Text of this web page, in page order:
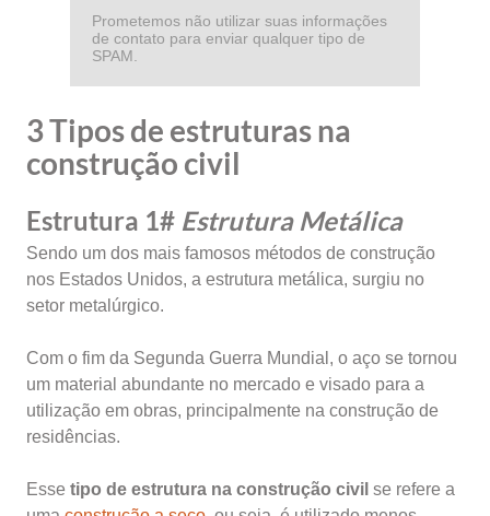
Prometemos não utilizar suas informações
de contato para enviar qualquer tipo de
SPAM.
3 Tipos de estruturas na
construção civil
Estrutura 1# Estrutura Metálica
Sendo um dos mais famosos métodos de construção
nos Estados Unidos, a estrutura metálica, surgiu no
setor metalúrgico.
Com o fim da Segunda Guerra Mundial, o aço se tornou
um material abundante no mercado e visado para a
utilização em obras, principalmente na construção de
residências.
Esse tipo de estrutura na construção civil se refere a